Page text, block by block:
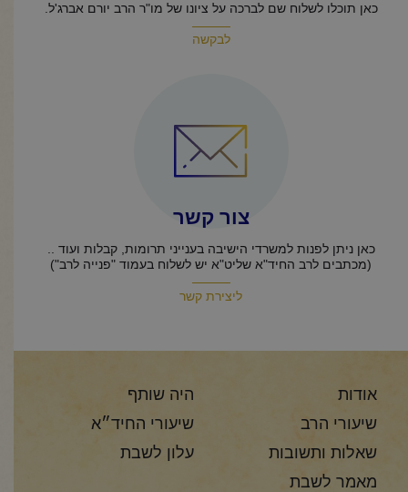
כאן תוכלו לשלוח שם לברכה על ציונו של מו"ר הרב יורם אברג'ל.
לבקשה
צור קשר
כאן ניתן לפנות למשרדי הישיבה בענייני תרומות, קבלות ועוד ..
(מכתבים לרב החיד"א שליט"א יש לשלוח בעמוד "פנייה לרב")
ליצירת קשר
אודות
היה שותף
שיעורי הרב
שיעורי החיד״א
שאלות ותשובות
עלון לשבת
מאמר לשבת